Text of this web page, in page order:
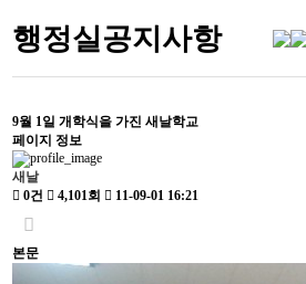
행정실공지사항
9월 1일 개학식을 가진 새날학교
페이지 정보
새날
0건
4,101회 11-09-01 16:21
본문